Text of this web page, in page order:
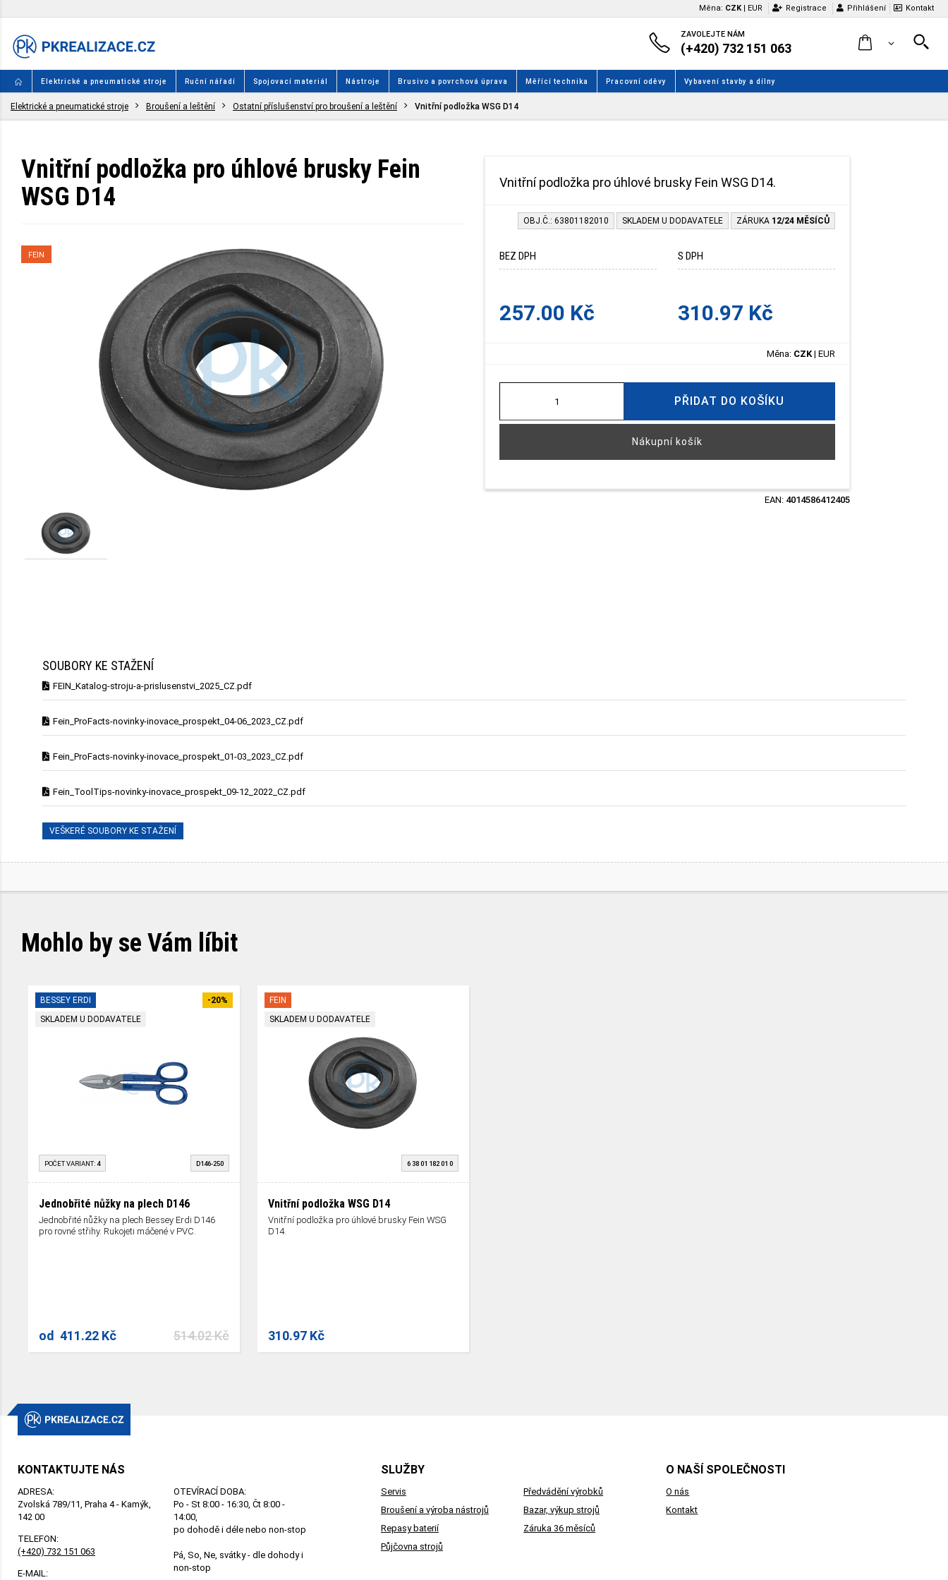
Měna: CZK | EUR Registrace Přihlášení Kontakt
ZAVOLEJTE NÁM
(+420) 732 151 063
Elektrické a pneumatické stroje Ruční nářadí Spojovací materiál Nástroje Brusivo a povrchová úprava Měřící technika Pracovní oděvy Vybavení stavby a dílny
Elektrické a pneumatické stroje Broušení a leštění Ostatní příslušenství pro broušení a leštění Vnitřní podložka WSG D14
Vnitřní podložka pro úhlové brusky Fein
WSG D14
FEIN
Vnitřní podložka pro úhlové brusky Fein WSG D14.
OBJ.Č.: 63801182010 SKLADEM U DODAVATELE ZÁRUKA 12/24 MĚSÍCŮ
BEZ DPH
257.00 Kč
S DPH
310.97 Kč
Měna: CZK| EUR
PŘIDAT DO KOŠÍKU
Nákupní košík
EAN: 4014586412405
SOUBORY KE STAŽENÍ
FEIN_Katalog-stroju-a-prislusenstvi_2025_CZ.pdf
Fein_ProFacts-novinky-inovace_prospekt_04-06_2023_CZ.pdf
Fein_ProFacts-novinky-inovace_prospekt_01-03_2023_CZ.pdf
Fein_ToolTips-novinky-inovace_prospekt_09-12_2022_CZ.pdf
VEŠKERÉ SOUBORY KE STAŽENÍ
Mohlo by se Vám líbit
SKLADEM U DODAVATELE
BESSEY ERDI -20%
POČET VARIANT:4 D146-250
Jednobřité nůžky na plech D146
Jednobřité nůžky na plech Bessey Erdi D146
pro rovné střihy. Rukojeti máčené v PVC.
514.02 Kč
od 411.22 Kč
SKLADEM U DODAVATELE
FEIN
6 38 01 182 01 0
Vnitřní podložka WSG D14
Vnitřní podložka pro úhlové brusky Fein WSG
D14.
310.97 Kč
KONTAKTUJTE NÁS
ADRESA:
Zvolská 789/11, Praha 4 - Kamýk,
142 00
TELEFON:
(+420) 732 151 063
E-MAIL:
OTEVÍRACÍ DOBA:
Po - St 8:00 - 16:30, Čt 8:00 -
14:00,
po dohodě i déle nebo non-stop
Pá, So, Ne, svátky - dle dohody i
non-stop
SLUŽBY
Servis
Broušení a výroba nástrojů
Repasy baterií
Půjčovna strojů
Předvádění výrobků
Bazar, výkup strojů
Záruka 36 měsíců
O NAŠÍ SPOLEČNOSTI
O nás
Kontakt